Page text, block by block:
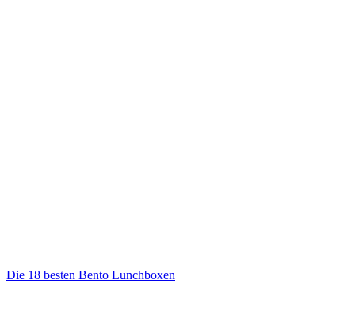
Die 18 besten Bento Lunchboxen